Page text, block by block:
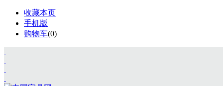
收藏本页
手机版
购物车(0)